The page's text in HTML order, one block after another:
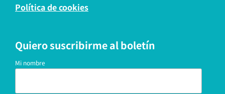
Política de cookies
Quiero suscribirme al boletín
Mi nombre